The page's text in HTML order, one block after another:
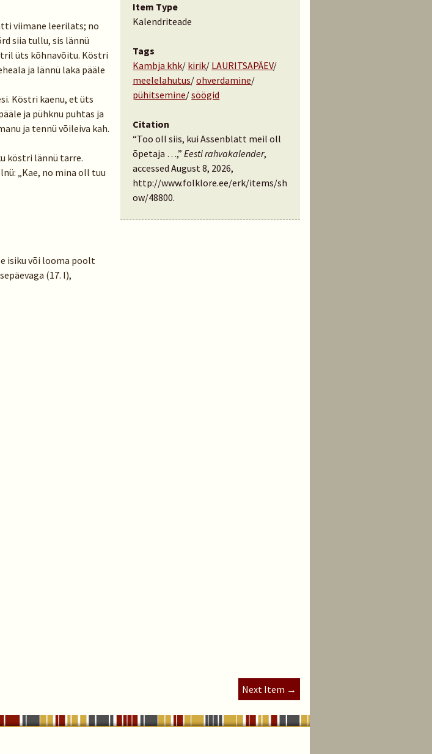
viimane leerilats; no
siia tullu, sis lännü
üts kõhnavõitu. Köstri
ja lännü laka pääle
Köstri kaenu, et üts
ja pühknu puhtas ja
ja tennü võileiva kah.
köstri lännü tarre.
„Kae, no mina oll tuu
isiku või looma poolt
(17. I),
Item Type
Kalendriteade
Tags
Kambja khk/ kirik/ LAURITSAPÄEV/
meelelahutus/ohverdamine/
pühitsemine/söögid
Citation
“Too oll siis, kui Assenblatt meil oll
õpetaja …,”Eesti rahvakalender,
accessed August 8, 2026,
http://www.folklore.ee/erk/items/sh
ow/48800.
Next Item →